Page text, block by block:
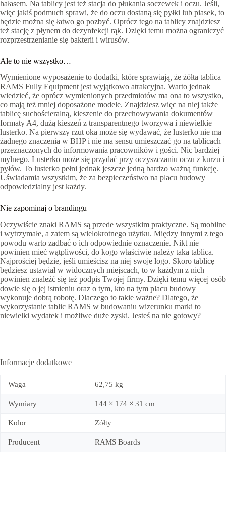
hałasem. Na tablicy jest też stacja do płukania soczewek i oczu. Jeśli,
więc jakiś podmuch sprawi, że do oczu dostaną się pyłki lub piasek, to
będzie można się łatwo go pozbyć. Oprócz tego na tablicy znajdziesz
też stację z płynem do dezynfekcji rąk. Dzięki temu można ograniczyć
rozprzestrzenianie się bakterii i wirusów.
Ale to nie wszystko…
Wymienione wyposażenie to dodatki, które sprawiają, że żółta tablica
RAMS Fully Equipment jest wyjątkowo atrakcyjna. Warto jednak
wiedzieć, że oprócz wymienionych przedmiotów ma ona to wszystko,
co mają też mniej doposażone modele. Znajdziesz więc na niej także
tablicę suchościeralną, kieszenie do przechowywania dokumentów
formaty A4, dużą kieszeń z transparentnego tworzywa i niewielkie
lusterko. Na pierwszy rzut oka może się wydawać, że lusterko nie ma
żadnego znaczenia w BHP i nie ma sensu umieszczać go na tablicach
przeznaczonych do informowania pracowników i gości. Nic bardziej
mylnego. Lusterko może się przydać przy oczyszczaniu oczu z kurzu i
pyłów. To lusterko pełni jednak jeszcze jedną bardzo ważną funkcję.
Uświadamia wszystkim, że za bezpieczeństwo na placu budowy
odpowiedzialny jest każdy.
Nie zapominaj o brandingu
Oczywiście znaki RAMS są przede wszystkim praktyczne. Są mobilne
i wytrzymałe, a zatem są wielokrotnego użytku. Między innymi z tego
powodu warto zadbać o ich odpowiednie oznaczenie. Nikt nie
powinien mieć wątpliwości, do kogo właściwie należy taka tablica.
Najprościej będzie, jeśli umieścisz na niej swoje logo. Skoro tablicę
będziesz ustawiał w widocznych miejscach, to w każdym z nich
powinien znaleźć się też podpis Twojej firmy. Dzięki temu więcej osób
dowie się o jej istnieniu oraz o tym, kto na tym placu budowy
wykonuje dobrą robotę. Dlaczego to takie ważne? Dlatego, że
wykorzystanie tablic RAMS w budowaniu wizerunku marki to
niewielki wydatek i możliwe duże zyski. Jesteś na nie gotowy?
Informacje dodatkowe
Waga 62,75 kg
Wymiary 144 × 174 × 31 cm
Kolor Zółty
Producent RAMS Boards